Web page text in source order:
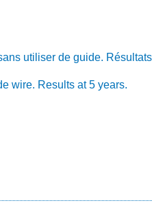
utiliser de guide.
wire. Results at 5 years.